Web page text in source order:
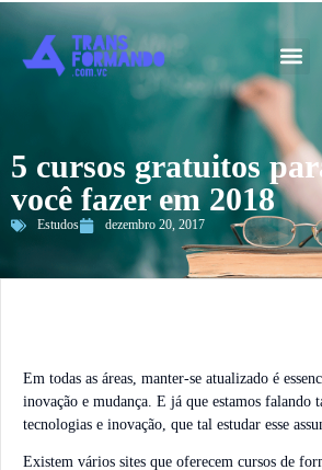
5 cursos gratuitos
você fazer em 2018
Estudos dezembro 20, 2017
Em todas as áreas, manter-se atualizado é
inovação e mudança. E já que estamos falando
tecnologias e inovação, que tal estudar esse
Existem vários sites que oferecem cursos de